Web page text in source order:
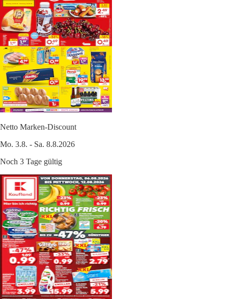
Netto Marken-Discount
Mo. 3.8. - Sa. 8.8.2026
Noch 3 Tage gültig